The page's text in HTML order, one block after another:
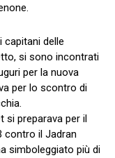
capitani delle
si sono incontrati
per la nuova
per lo scontro di
si preparava per il
contro il Jadran
simboleggiato più di